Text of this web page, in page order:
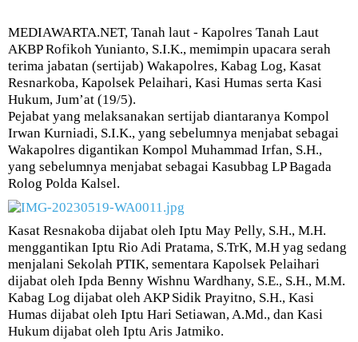
MEDIAWARTA.NET, Tanah laut - Kapolres Tanah Laut
AKBP Rofikoh Yunianto, S.I.K., memimpin upacara serah
terima jabatan (sertijab) Wakapolres, Kabag Log, Kasat
Resnarkoba, Kapolsek Pelaihari, Kasi Humas serta Kasi
Hukum, Jum’at (19/5).
Pejabat yang melaksanakan sertijab diantaranya Kompol
Irwan Kurniadi, S.I.K., yang sebelumnya menjabat sebagai
Wakapolres digantikan Kompol Muhammad Irfan, S.H.,
yang sebelumnya menjabat sebagai Kasubbag LP Bagada
Rolog Polda Kalsel.
Kasat Resnakoba dijabat oleh Iptu May Pelly, S.H., M.H.
menggantikan Iptu Rio Adi Pratama, S.TrK, M.H yag sedang
menjalani Sekolah PTIK, sementara Kapolsek Pelaihari
dijabat oleh Ipda Benny Wishnu Wardhany, S.E., S.H., M.M.
Kabag Log dijabat oleh AKP Sidik Prayitno, S.H., Kasi
Humas dijabat oleh Iptu Hari Setiawan, A.Md., dan Kasi
Hukum dijabat oleh Iptu Aris Jatmiko.